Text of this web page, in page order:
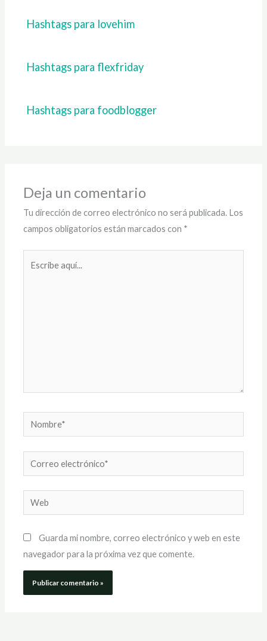
Hashtags para lovehim
Hashtags para flexfriday
Hashtags para foodblogger
Deja un comentario
Tu dirección de correo electrónico no será publicada. Los
campos obligatorios están marcados con *
Nombre*
Correo
electrónico*
Web
Guarda mi nombre, correo electrónico y web en este
navegador para la próxima vez que comente.